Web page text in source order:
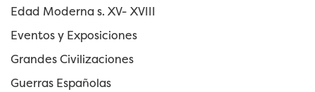
Edad Moderna s. XV- XVIII
Eventos y Exposiciones
Grandes Civilizaciones
Guerras Españolas